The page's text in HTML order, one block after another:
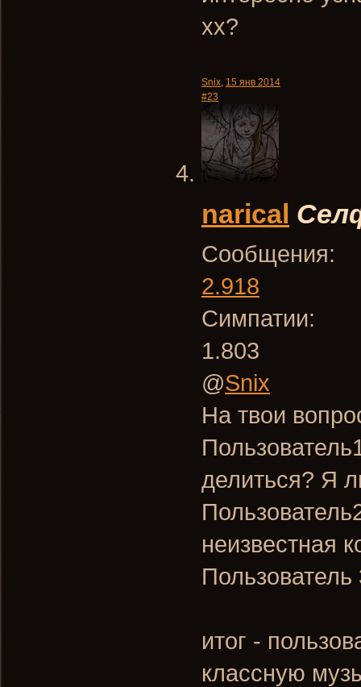
хх?
Snix, 15 янв 2014
#23
narical
Сообщения:
2.918
Симпатии:
1.803
@Snix
На твои
делиться? Я
неизвестная
итог -
классную